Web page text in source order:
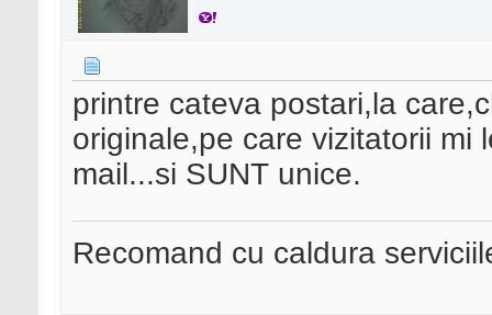
printre cateva postari,la
originale,pe care vizitatorii mi
mail...si SUNT unice.
Recomand cu caldura